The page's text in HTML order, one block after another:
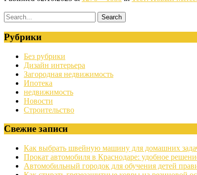
Рубрики
Без рубрики
Дизайн интерьера
Загородная недвижимость
Ипотека
недвижимость
Новости
Строительство
Свежие записи
Как выбрать швейную машину для домашних
Прокат автомобиля в Краснодаре: удобное
Автомобильный городок для обучения детей